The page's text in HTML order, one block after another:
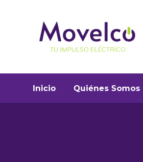
de
Inicio Quiénes Somos